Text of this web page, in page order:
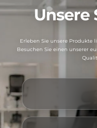
Unsere
Erleben Sie unsere Produkte
Besuchen Sie einen unserer